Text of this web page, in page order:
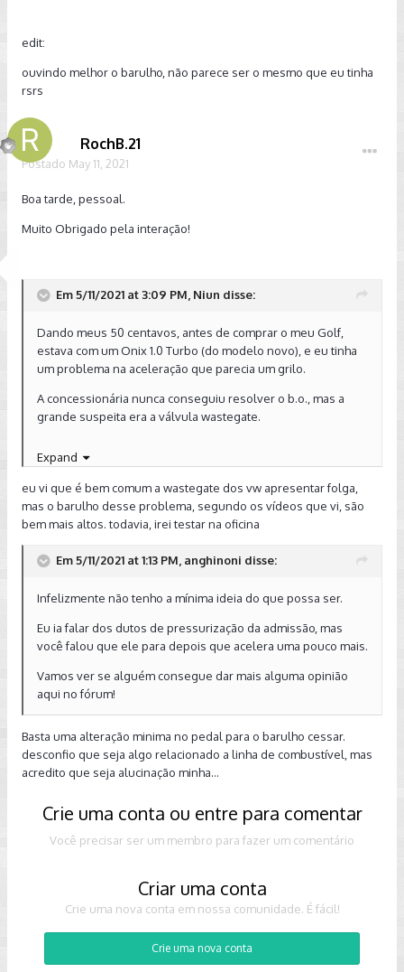
edit:
ouvindo melhor o barulho, não parece ser o mesmo que eu tinha
rsrs
RochB.21
Postado May 11, 2021
Boa tarde, pessoal.
Muito Obrigado pela interação!
Em 5/11/2021 at 3:09 PM, Niun disse:
Dando meus 50 centavos, antes de comprar o meu Golf,
estava com um Onix 1.0 Turbo (do modelo novo), e eu tinha
um problema na aceleração que parecia um grilo.
A concessionária nunca conseguiu resolver o b.o., mas a
grande suspeita era a válvula wastegate.
ouvindo melhor o barulho, não parece ser o mesmo que eu
tinha rsrs
Expand
eu vi que é bem comum a wastegate dos vw apresentar folga,
mas o barulho desse problema, segundo os vídeos que vi, são
bem mais altos. todavia, irei testar na oficina
Em 5/11/2021 at 1:13 PM, anghinoni disse:
Infelizmente não tenho a mínima ideia do que possa ser.
Eu ia falar dos dutos de pressurização da admissão, mas
você falou que ele para depois que acelera uma pouco mais.
Vamos ver se alguém consegue dar mais alguma opinião
aqui no fórum!
Basta uma alteração minima no pedal para o barulho cessar.
desconfio que seja algo relacionado a linha de combustível, mas
acredito que seja alucinação minha...
Crie uma conta ou entre para comentar
Você precisar ser um membro para fazer um comentário
Criar uma conta
Crie uma nova conta em nossa comunidade. É fácil!
Crie uma nova conta